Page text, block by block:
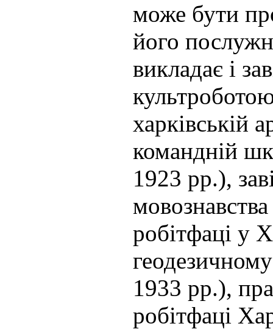
може бути
його
викладає і
харківській
командній
1923 рр.),
робітфаці у
1933 рр.),
робітфаці